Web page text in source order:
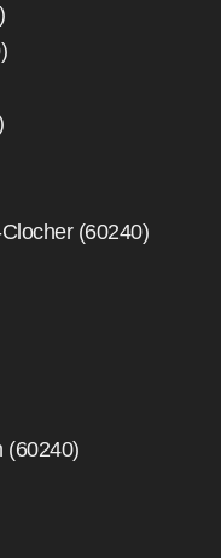
(60240)
(60240)